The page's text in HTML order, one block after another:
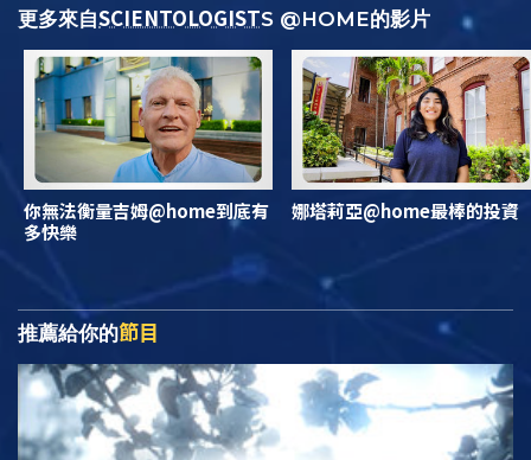
更多來自SCIENTOLOGISTS @HOME的影片
你無法衡量吉姆@home到底有
多快樂
娜塔莉亞@home最棒的投資
推薦給你的節目